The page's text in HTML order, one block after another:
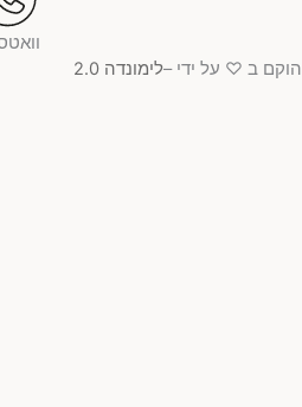
ב ♡ על ידי – לימונדה 2.0